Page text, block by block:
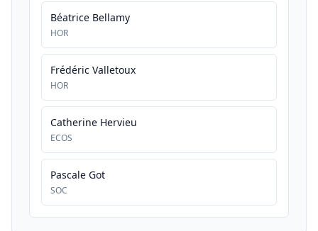
Béatrice Bellamy
HOR
Frédéric Valletoux
HOR
Catherine Hervieu
ECOS
Pascale Got
SOC